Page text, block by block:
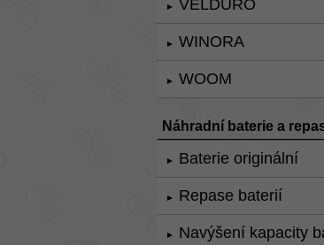
► VELDURO
► WINORA
► WOOM
Náhradní baterie a
► Baterie originální
► Repase baterií
► Navýšení kapacity